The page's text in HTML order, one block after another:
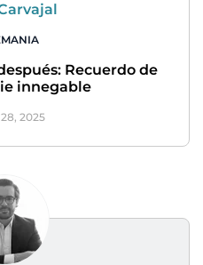
Recuerdo de
innegable
2025